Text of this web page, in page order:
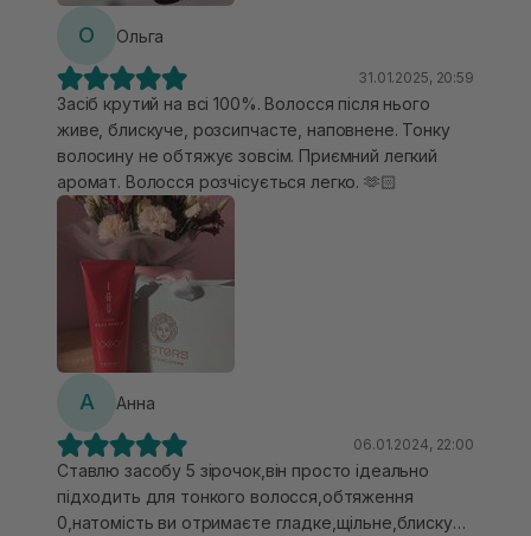
О Ольга
31.01.2025, 20:59
Засіб крутий на всі 100%. Волосся після нього
живе, блискуче, розсипчасте, наповнене. Тонку
волосину не обтяжує зовсім. Приємний легкий
аромат. Волосся розчісується легко. 🫶🏻
А Анна
06.01.2024, 22:00
Ставлю засобу 5 зірочок,він просто ідеально
підходить для тонкого волосся,обтяження
0,натомість ви отримаєте гладке,щільне,блискуче